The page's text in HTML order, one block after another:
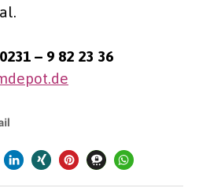
– 9 82 23 36